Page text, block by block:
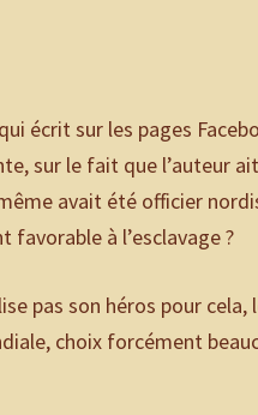
écrit sur les pages
sur le fait que l’auteur
avait été officier
à l’esclavage ?
pas son héros pour cela,
choix forcément